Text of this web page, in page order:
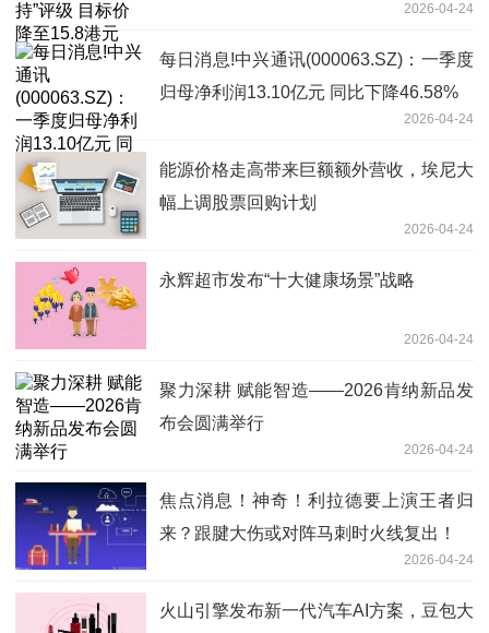
2026-04-24
每日消息!中兴通讯(000063.SZ)：一季度
归母净利润13.10亿元 同比下降46.58%
2026-04-24
能源价格走高带来巨额额外营收，埃尼大
幅上调股票回购计划
2026-04-24
永辉超市发布“十大健康场景”战略
2026-04-24
聚力深耕 赋能智造——2026肯纳新品发
布会圆满举行
2026-04-24
焦点消息！神奇！利拉德要上演王者归
来？跟腱大伤或对阵马刺时火线复出！
2026-04-24
火山引擎发布新一代汽车AI方案，豆包大